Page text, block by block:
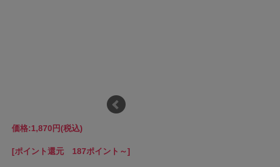
価格:1,870円(税込)
[ポイント還元 187ポイント～]